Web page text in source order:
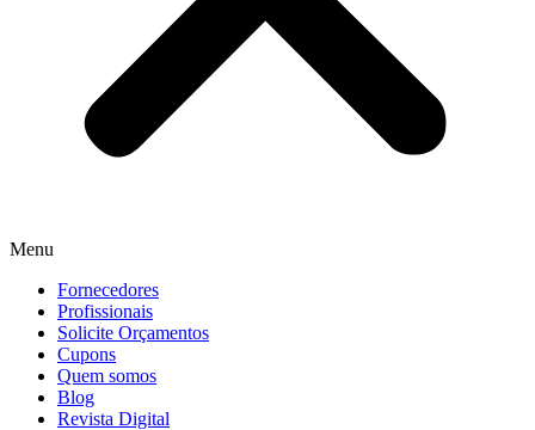
Menu
Fornecedores
Profissionais
Solicite Orçamentos
Cupons
Quem somos
Blog
Revista Digital